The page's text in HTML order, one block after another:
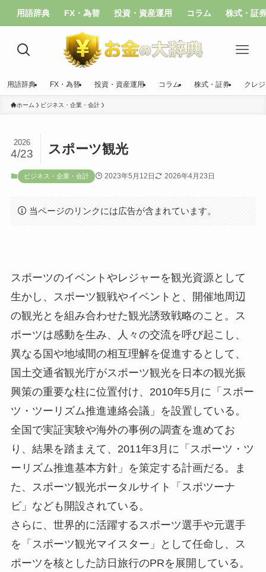
用語辞典 FX・為替 投資・資産運用 コラム 株式・証
用語辞典 FX・為替 投資・資産運用 コラム 株式・証券 クレ
ホーム ビジネス・企業・会計
スポーツ観光
2026
4/23
ビジネス・企業・会計 2023年5月12日 2026年4月23日
当ページのリンクには広告が含まれています。
スポーツのイベントやレジャーを観光資源として
生かし、スポーツ観戦やイベントと、開催地周辺
の観光とを組み合わせた観光誘致戦略のこと。ス
ポーツは感動を生み、人々の交流を呼び起こし、
異なる国や地域間の相互理解を促進するとして、
国土交通省観光庁がスポーツ観光を日本の観光振
興策の重要な柱に位置付け、2010年5月に「スポー
ツ・ツーリズム推進連絡会議」を設置している。
全国で実証実験や海外の事例の調査を進めてお
り、結果を踏まえて、2011年3月に「スポーツ・ツ
ーリズム推進基本方針」を策定する計画だる。ま
た、スポーツ観光ポータルサイト「スポツーナ
ビ」なども開設されている。
さらに、世界的に活躍するスポーツ選手や元選手
を「スポーツ観光マイスター」として任命し、ス
ポーツを核とした訪日旅行のPRを展開している。